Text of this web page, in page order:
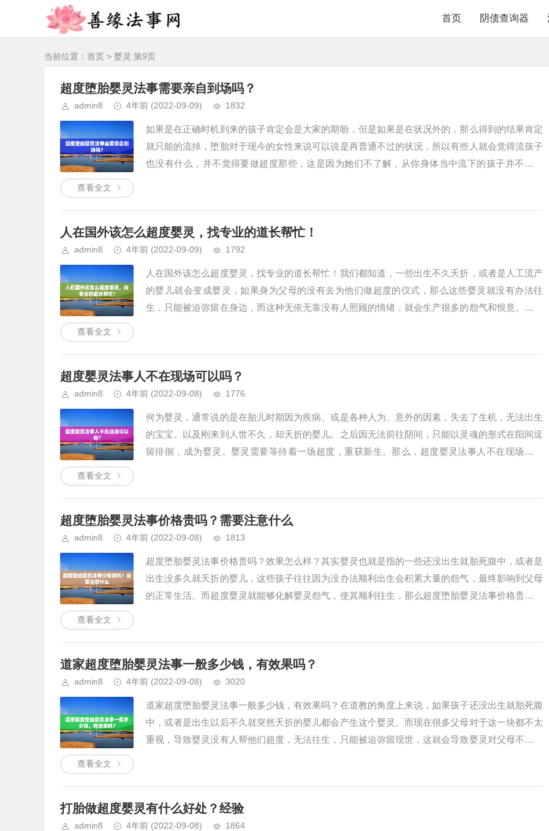
首页 阴债查询器
当前位置： 首页 > 婴灵 第9页
超度堕胎婴灵法事需要亲自到场吗？
admin8 4年前 (2022-09-09) 1832
如果是在正确时机到来的孩子肯定会是大家的期盼，但是如果是在状况外的，那么得到的结果肯定
就只能的流掉，堕胎对于现今的女性来说可以说是再普通不过的状况，所以有些人就会觉得流孩子
也没有什么，并不觉得要做超度那些，这是因为她们不了解，从你身体当中流下的孩子并不会消
查看全文
人在国外该怎么超度婴灵，找专业的道长帮忙！
admin8 4年前 (2022-09-09) 1792
人在国外该怎么超度婴灵，找专业的道长帮忙！我们都知道，一些出生不久夭折，或者是人工流产
的婴儿就会变成婴灵，如果身为父母的没有去为他们做超度的仪式，那么这些婴灵就没有办法往
生，只能被迫弥留在身边，而这种无依无靠没有人照顾的情绪，就会生产很多的怨气和恨意。他们
查看全文
超度婴灵法事人不在现场可以吗？
admin8 4年前 (2022-09-08) 1776
何为婴灵，通常说的是在胎儿时期因为疾病、或是各种人为、意外的因素，失去了生机，无法出生
的宝宝。以及刚来到人世不久，却夭折的婴儿。之后因无法前往阴间，只能以灵魂的形式在阳间逗
留徘徊，成为婴灵。婴灵需要等待着一场超度，重获新生。那么，超度婴灵法事人不在现场可以
查看全文
超度堕胎婴灵法事价格贵吗？需要注意什么
admin8 4年前 (2022-09-08) 1813
超度堕胎婴灵法事价格贵吗？效果怎么样？其实婴灵也就是指的一些还没出生就胎死腹中，或者是
出生没多久就夭折的婴儿，这些孩子往往因为没办法顺利出生会积累大量的怨气，最终影响到父母
的正常生活。而超度婴灵就能够化解婴灵怨气，使其顺利往生，那么超度堕胎婴灵法事价格贵吗？
查看全文
道家超度堕胎婴灵法事一般多少钱，有效果吗？
admin8 4年前 (2022-09-08) 3020
道家超度堕胎婴灵法事一般多少钱，有效果吗？在道教的角度上来说，如果孩子还没出生就胎死腹
中，或者是出生以后不久就突然夭折的婴儿都会产生这个婴灵。而现在很多父母对于这一块都不太
重视，导致婴灵没有人帮他们超度，无法往生，只能被迫弥留现世，这就会导致婴灵对父母不断造
查看全文
打胎做超度婴灵有什么好处？经验
admin8 4年前 (2022-09-08) 1864